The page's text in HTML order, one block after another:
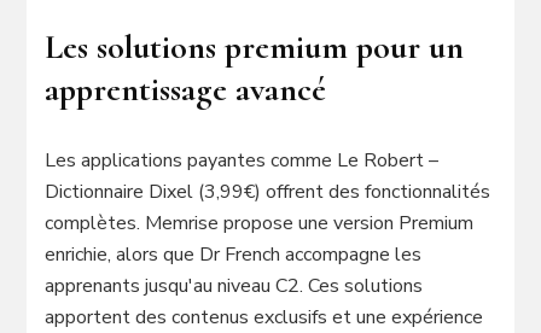
Les solutions premium pour un
apprentissage avancé
Les applications payantes comme Le Robert –
Dictionnaire Dixel (3,99€) offrent des fonctionnalités
complètes. Memrise propose une version Premium
enrichie, alors que Dr French accompagne les
apprenants jusqu'au niveau C2. Ces solutions
apportent des contenus exclusifs et une expérience